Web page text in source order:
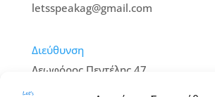
letsspeakag@gmail.com
Διεύθυνση
Λεωφόρος Πεντέλης 47,